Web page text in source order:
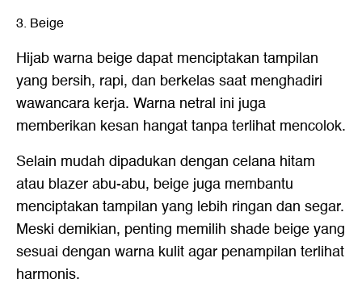
3. Beige
Hijab warna beige dapat menciptakan tampilan
yang bersih, rapi, dan berkelas saat menghadiri
wawancara kerja. Warna netral ini juga
memberikan kesan hangat tanpa terlihat mencolok.
Selain mudah dipadukan dengan celana hitam
atau blazer abu-abu, beige juga membantu
menciptakan tampilan yang lebih ringan dan segar.
Meski demikian, penting memilih shade beige yang
sesuai dengan warna kulit agar penampilan terlihat
harmonis.